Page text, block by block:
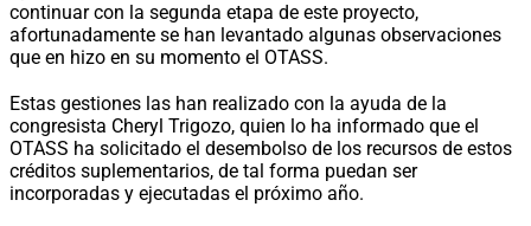
continuar con la segunda etapa de este proyecto,
afortunadamente se han levantado algunas observaciones
que en hizo en su momento el OTASS.
Estas gestiones las han realizado con la ayuda de la
congresista Cheryl Trigozo, quien lo ha informado que el
OTASS ha solicitado el desembolso de los recursos de estos
créditos suplementarios, de tal forma puedan ser
incorporadas y ejecutadas el próximo año.